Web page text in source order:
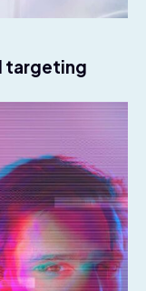
targeting